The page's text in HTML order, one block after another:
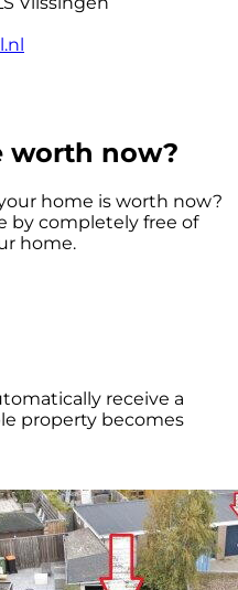
worth now?
home is worth now?
by completely free of
home.
receive a
property becomes